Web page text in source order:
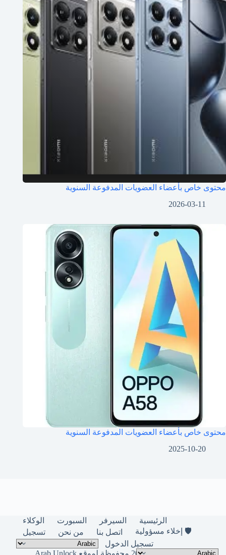
محتوى خاص بأعضاء العضويات المدفوعة السنوية
2026-03-11
محتوى خاص بأعضاء العضويات المدفوعة السنوية
2025-10-20
الرئيسية السيرفر السبورت
الوكلاء
🛡️ إخلاء مسؤولية
اتصل بنا من نحن
تسجيل
تسجيل الدخول
حقوق النشر © لعام 2026 محفوظة لموقع Arab Unlock